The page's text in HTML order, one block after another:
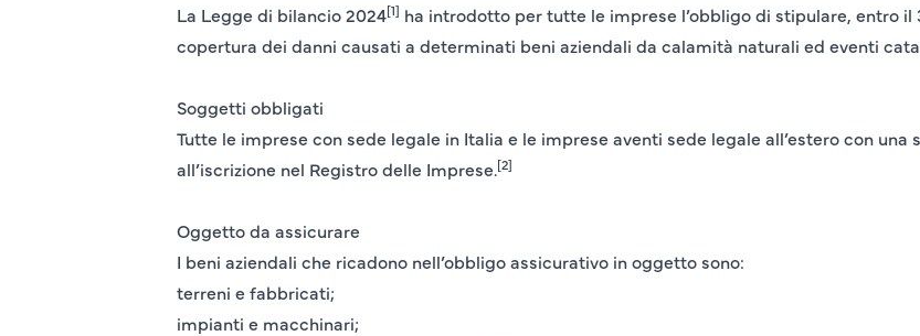
La Legge di bilancio 2024[1] ha introdotto per tutte le imprese l’obbligo di stipulare, entro il
copertura dei danni causati a determinati beni aziendali da calamità naturali ed eventi
Soggetti obbligati
Tutte le imprese con sede legale in Italia e le imprese aventi sede legale all’estero con una
all’iscrizione nel Registro delle Imprese.[2]
Oggetto da assicurare
I beni aziendali che ricadono nell’obbligo assicurativo in oggetto sono:
terreni e fabbricati;
impianti e macchinari;